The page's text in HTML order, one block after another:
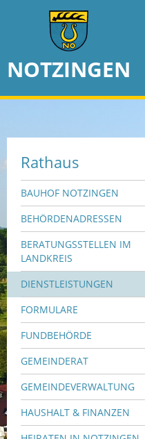
NOTZINGEN
Rathaus
BAUHOF NOTZINGEN
BEHÖRDENADRESSEN
BERATUNGSSTELLEN IM
LANDKREIS
DIENSTLEISTUNGEN
FORMULARE
FUNDBEHÖRDE
GEMEINDERAT
GEMEINDEVERWALTUNG
HAUSHALT & FINANZEN